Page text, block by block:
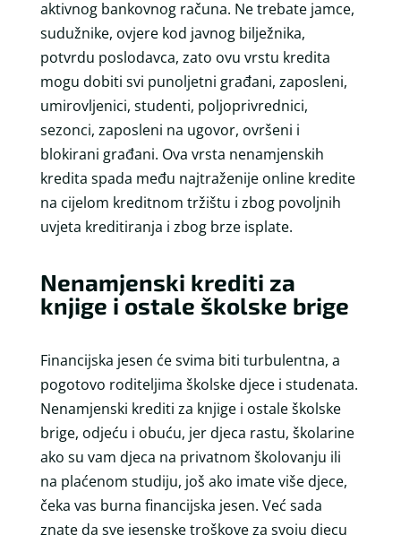
aktivnog bankovnog računa. Ne trebate jamce,
sudužnike, ovjere kod javnog bilježnika,
potvrdu poslodavca, zato ovu vrstu kredita
mogu dobiti svi punoljetni građani, zaposleni,
umirovljenici, studenti, poljoprivrednici,
sezonci, zaposleni na ugovor, ovršeni i
blokirani građani. Ova vrsta nenamjenskih
kredita spada među najtraženije online kredite
na cijelom kreditnom tržištu i zbog povoljnih
uvjeta kreditiranja i zbog brze isplate.
Nenamjenski krediti za
knjige i ostale školske brige
Financijska jesen će svima biti turbulentna, a
pogotovo roditeljima školske djece i studenata.
Nenamjenski krediti za knjige i ostale školske
brige, odjeću i obuću, jer djeca rastu, školarine
ako su vam djeca na privatnom školovanju ili
na plaćenom studiju, još ako imate više djece,
čeka vas burna financijska jesen. Već sada
znate da sve jesenske troškove za svoju djecu